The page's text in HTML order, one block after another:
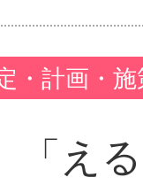
・計画・
え